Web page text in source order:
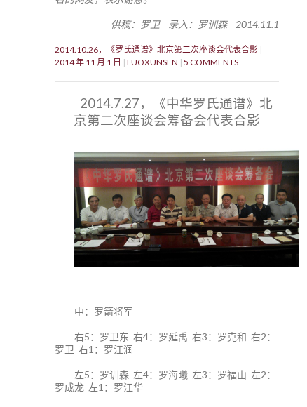
供稿：罗卫 录入：罗训森 2014.11.1
2014.10.26，《罗氏通谱》北京第二次座谈会代表合影
2014 年 11 月 1 日
LUOXUNSEN 5 COMMENTS
2014.7.27，《中华罗氏通谱》北
京第二次座谈会筹备会代表合影
中：罗箭将军
右5：罗卫东 右4：罗延禹 右3：罗克和 右2：
罗卫 右1：罗江润
左5：罗训森 左4：罗海曦 左3：罗福山 左2：
罗成龙 左1：罗江华